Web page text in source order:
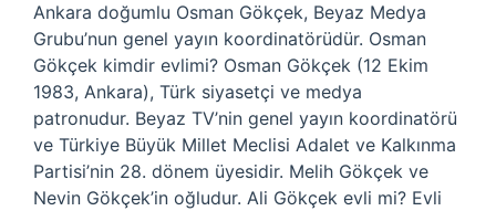
Ankara doğumlu Osman Gökçek, Beyaz Medya
Grubu’nun genel yayın koordinatörüdür. Osman
Gökçek kimdir evlimi? Osman Gökçek (12 Ekim
1983, Ankara), Türk siyasetçi ve medya
patronudur. Beyaz TV’nin genel yayın koordinatörü
ve Türkiye Büyük Millet Meclisi Adalet ve Kalkınma
Partisi’nin 28. dönem üyesidir. Melih Gökçek ve
Nevin Gökçek’in oğludur. Ali Gökçek evli mi? Evli